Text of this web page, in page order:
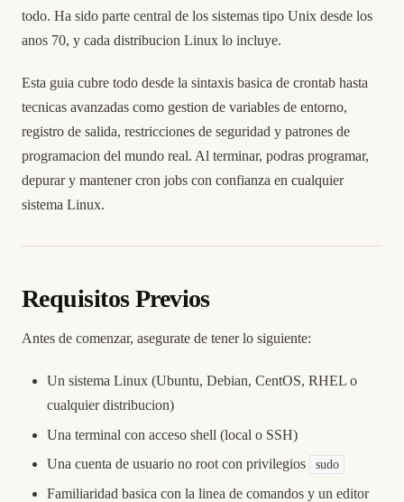
todo. Ha sido parte central de los sistemas tipo Unix desde los
anos 70, y cada distribucion Linux lo incluye.
Esta guia cubre todo desde la sintaxis basica de crontab hasta
tecnicas avanzadas como gestion de variables de entorno,
registro de salida, restricciones de seguridad y patrones de
programacion del mundo real. Al terminar, podras programar,
depurar y mantener cron jobs con confianza en cualquier
sistema Linux.
Requisitos Previos
Antes de comenzar, asegurate de tener lo siguiente:
Un sistema Linux (Ubuntu, Debian, CentOS, RHEL o
cualquier distribucion)
Una terminal con acceso shell (local o SSH)
Una cuenta de usuario no root con privilegios
sudo
Familiaridad basica con la linea de comandos y un editor